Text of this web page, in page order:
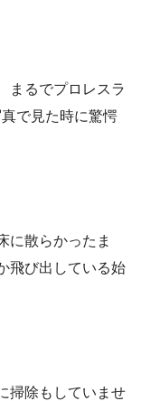
まるでプロレスラ
で見た時に驚愕
に散らかったま
飛び出している始
掃除もしていませ